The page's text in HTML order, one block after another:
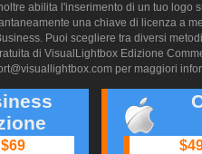
abilita l'inserimento di un tuo logo
una chiave di licenza a
Puoi scegliere tra diversi
di VisualLightbox Edizione
per maggiori
$69